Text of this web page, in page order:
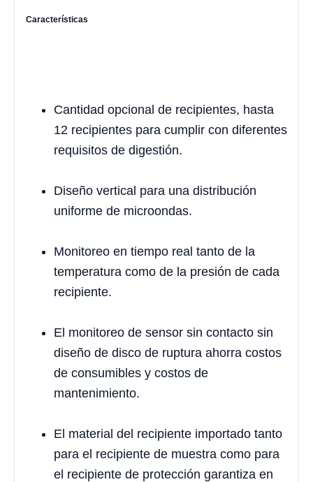
Características
Cantidad opcional de recipientes, hasta
12 recipientes para cumplir con diferentes
requisitos de digestión.
Diseño vertical para una distribución
uniforme de microondas.
Monitoreo en tiempo real tanto de la
temperatura como de la presión de cada
recipiente.
El monitoreo de sensor sin contacto sin
diseño de disco de ruptura ahorra costos
de consumibles y costos de
mantenimiento.
El material del recipiente importado tanto
para el recipiente de muestra como para
el recipiente de protección garantiza en